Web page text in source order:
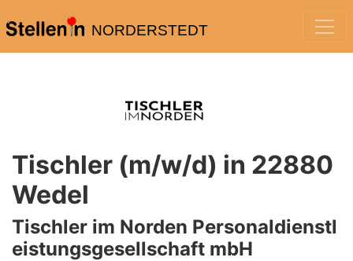
NORDERSTEDT
Tischler (m/w/d) in 22880
Wedel
Tischler im Norden Personaldienstl
eistungsgesellschaft mbH